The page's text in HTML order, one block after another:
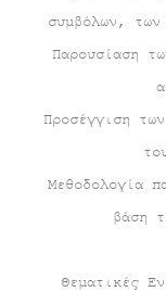
συμβόλων,
Παρουσίαση
Προσέγγιση
Μεθοδολογία
βάση
Θεματικές